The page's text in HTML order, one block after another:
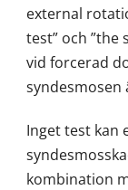
external
test” och ”the
vid forcerad
syndesmosen
Inget test kan
kombination